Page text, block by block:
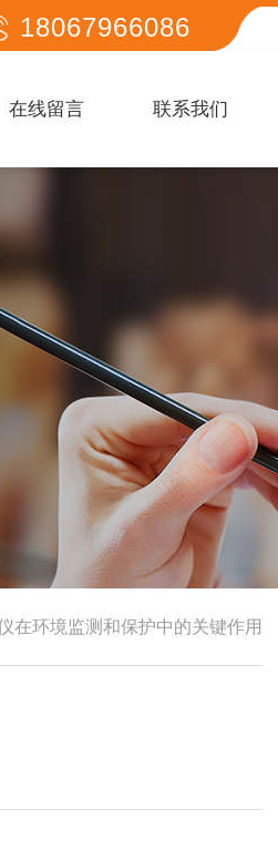
18067966086
在线留言 联系我们
在环境监测和保护中的关键作用